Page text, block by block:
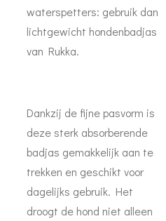
waterspetters: gebruik dan
lichtgewicht hondenbadjas
van Rukka.
Dankzij de fijne pasvorm is
deze sterk absorberende
badjas gemakkelijk aan te
trekken en geschikt voor
dagelijks gebruik. Het
droogt de hond niet alleen